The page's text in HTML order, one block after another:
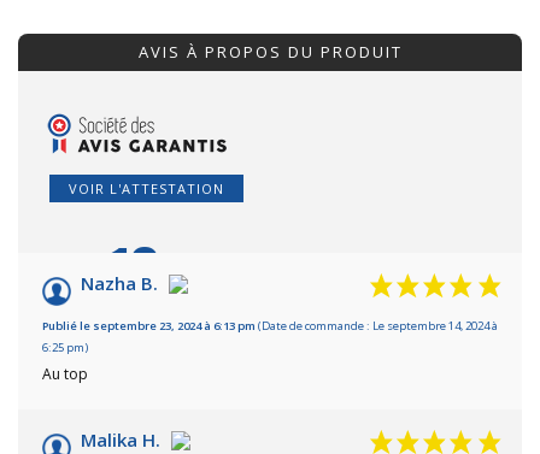
AVIS À PROPOS DU PRODUIT
VOIR L'ATTESTATION
10 /10
Basé sur 3 avis
Nazha B.
Publié le septembre 23, 2024 à 6:13 pm (Date de commande : Le septembre 14, 2024 à
6:25 pm)
Au top
Malika H.